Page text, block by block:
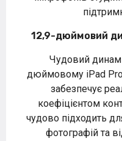
12,9-дюймовий
Чудовий
дюймовому iPad
забезпечує
коефіцієнтом
чудово підходить
фотографій та